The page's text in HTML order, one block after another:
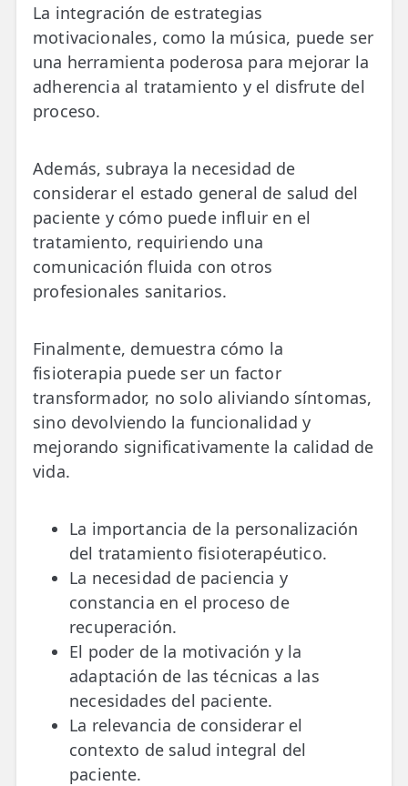
La integración de estrategias
motivacionales, como la música, puede ser
una herramienta poderosa para mejorar la
adherencia al tratamiento y el disfrute del
proceso.
Además, subraya la necesidad de
considerar el estado general de salud del
paciente y cómo puede influir en el
tratamiento, requiriendo una
comunicación fluida con otros
profesionales sanitarios.
Finalmente, demuestra cómo la
fisioterapia puede ser un factor
transformador, no solo aliviando síntomas,
sino devolviendo la funcionalidad y
mejorando significativamente la calidad de
vida.
La importancia de la personalización
del tratamiento fisioterapéutico.
La necesidad de paciencia y
constancia en el proceso de
recuperación.
El poder de la motivación y la
adaptación de las técnicas a las
necesidades del paciente.
La relevancia de considerar el
contexto de salud integral del
paciente.